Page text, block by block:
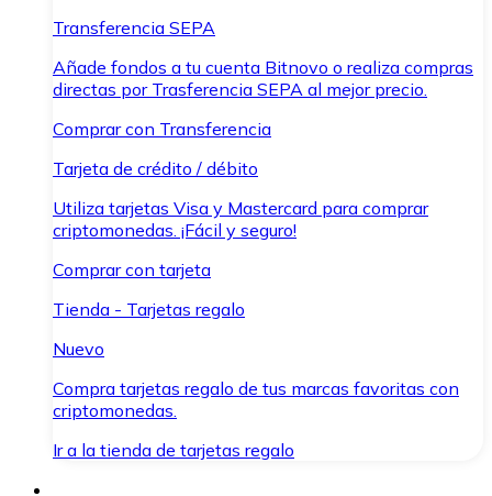
Transferencia SEPA
Añade fondos a tu cuenta Bitnovo o realiza compras
directas por Trasferencia SEPA al mejor precio.
Comprar con Transferencia
Tarjeta de crédito / débito
Utiliza tarjetas Visa y Mastercard para comprar
criptomonedas. ¡Fácil y seguro!
Comprar con tarjeta
Tienda - Tarjetas regalo
Nuevo
Compra tarjetas regalo de tus marcas favoritas con
criptomonedas.
Ir a la tienda de tarjetas regalo